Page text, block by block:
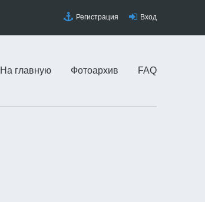
Регистрация Вход
На главную Фотоархив FAQ